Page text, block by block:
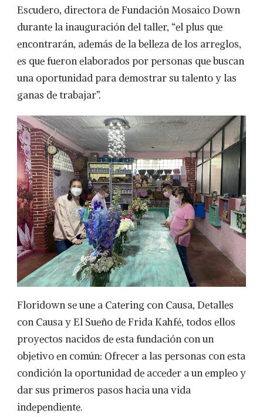
Escudero, directora de Fundación Mosaico Down
durante la inauguración del taller, “el plus que
encontrarán, además de la belleza de los arreglos,
es que fueron elaborados por personas que buscan
una oportunidad para demostrar su talento y las
ganas de trabajar”.
Floridown se une a Catering con Causa, Detalles
con Causa y El Sueño de Frida Kahfé, todos ellos
proyectos nacidos de esta fundación con un
objetivo en común: Ofrecer a las personas con esta
condición la oportunidad de acceder a un empleo y
dar sus primeros pasos hacia una vida
independiente.